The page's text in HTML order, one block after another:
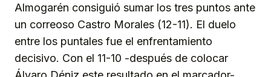
Almogarén consiguió sumar los tres puntos ante
un correoso Castro Morales (12-11). El duelo
entre los puntales fue el enfrentamiento
decisivo. Con el 11-10 -después de colocar